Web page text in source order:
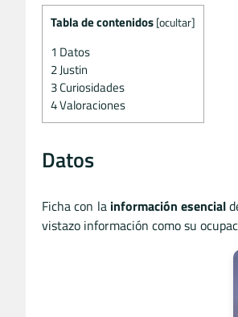
Tabla de contenidos [ocultar]
1 Datos
2Justin
3Curiosidades
4Valoraciones
Datos
Ficha con la información esencial
vistazo información como su